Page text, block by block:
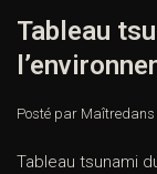
Tableau
Posté par Maîtredans
Tableau tsunami